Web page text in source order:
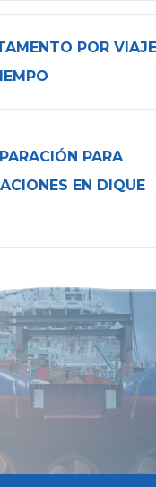
POR
PARA
EN DIQUE